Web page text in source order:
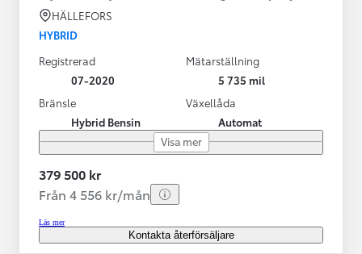
HÄLLEFORS
HYBRID
Registrerad
07-2020
Mätarställning
5 735 mil
Bränsle
Hybrid Bensin
Växellåda
Automat
Visa mer
379 500 kr
Från 4 556 kr/mån
Läs mer
Kontakta återförsäljare